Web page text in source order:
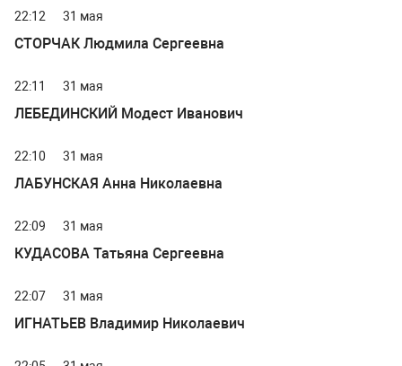
22:12 31 мая
СТОРЧАК Людмила Сергеевна
22:11 31 мая
ЛЕБЕДИНСКИЙ Модест Иванович
22:10 31 мая
ЛАБУНСКАЯ Анна Николаевна
22:09 31 мая
КУДАСОВА Татьяна Сергеевна
22:07 31 мая
ИГНАТЬЕВ Владимир Николаевич